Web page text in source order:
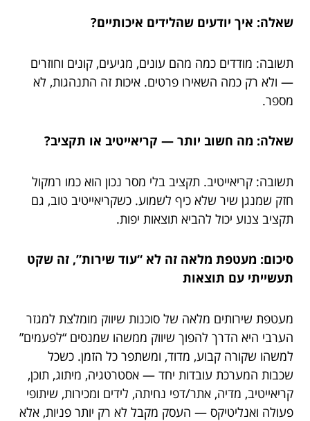
שאלה: איך יודעים שהלידים איכותיים?
תשובה: מודדים כמה מהם עונים, מגיעים, קונים וחוזרים
— ולא רק כמה השאירו פרטים. איכות זה התנהגות, לא
מספר.
שאלה: מה חשוב יותר — קריאייטיב או תקציב?
תשובה: קריאייטיב. תקציב בלי מסר נכון הוא כמו רמקול
חזק שמנגן שיר שלא כיף לשמוע. כשקריאייטיב טוב, גם
תקציב צנוע יכול להביא תוצאות יפות.
סיכום: מעטפת מלאה זה לא “עוד שירות”, זה שקט
תעשייתי עם תוצאות
מעטפת שירותים מלאה של סוכנות שיווק מומלצת למגזר
הערבי היא הדרך להפוך שיווק ממשהו שמנסים “לפעמים”
למשהו שקורה קבוע, מדוד, ומשתפר כל הזמן. כשכל
שכבות המערכת עובדות יחד — אסטרטגיה, מיתוג, תוכן,
קריאייטיב, מדיה, אתר/דפי נחיתה, לידים ומכירות, שיתופי
פעולה ואנליטיקס — העסק מקבל לא רק יותר פניות, אלא